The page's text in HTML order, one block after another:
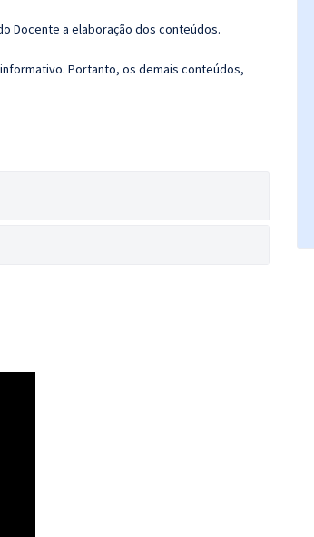
Docente a elaboração dos conteúdos.
Portanto, os demais conteúdos,